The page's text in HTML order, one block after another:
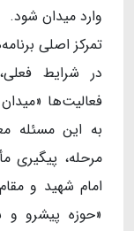
وارد میدان شود.
تمرکز اصلی
در شرایط
فعالیت‌ها
به این مسئله
مرحله، پیگیری
امام شهید و
«حوزه پیشرو و